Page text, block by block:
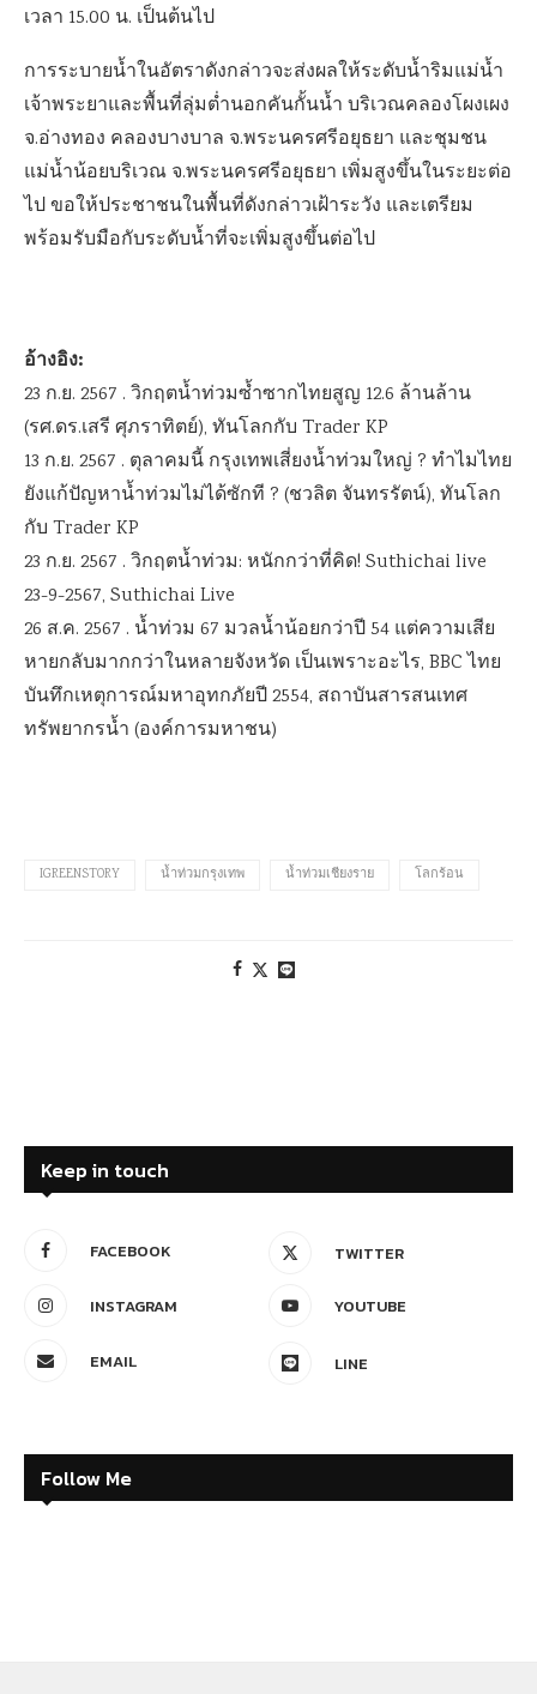
เวลา 15.00 น. เป็นต้นไป
การระบายน้ำในอัตราดังกล่าวจะส่งผลให้ระดับน้ำริมแม่น้ำ
เจ้าพระยาและพื้นที่ลุ่มต่ำนอกคันกั้นน้ำ บริเวณคลองโผงเผง
จ.อ่างทอง คลองบางบาล จ.พระนครศรีอยุธยา และชุมชน
แม่น้ำน้อยบริเวณ จ.พระนครศรีอยุธยา เพิ่มสูงขึ้นในระยะต่อ
ไป ขอให้ประชาชนในพื้นที่ดังกล่าวเฝ้าระวัง และเตรียม
พร้อมรับมือกับระดับน้ำที่จะเพิ่มสูงขึ้นต่อไป
อ้างอิง:
23 ก.ย. 2567 . วิกฤตน้ำท่วมซ้ำซากไทยสูญ 12.6 ล้านล้าน
(รศ.ดร.เสรี ศุภราทิตย์), ทันโลกกับ Trader KP
13 ก.ย. 2567 . ตุลาคมนี้ กรุงเทพเสี่ยงน้ำท่วมใหญ่ ? ทำไมไทย
ยังแก้ปัญหาน้ำท่วมไม่ได้ซักที ? (ชวลิต จันทรรัตน์), ทันโลก
กับ Trader KP
23 ก.ย. 2567 . วิกฤตน้ำท่วม: หนักกว่าที่คิด! Suthichai live
23-9-2567, Suthichai Live
26 ส.ค. 2567 . น้ำท่วม 67 มวลน้ำน้อยกว่าปี 54 แต่ความเสีย
หายกลับมากกว่าในหลายจังหวัด เป็นเพราะอะไร, BBC ไทย
บันทึกเหตุการณ์มหาอุทกภัยปี 2554, สถาบันสารสนเทศ
ทรัพยากรน้ำ (องค์การมหาชน)
IGREENSTORY น้ำท่วมกรุงเทพ น้ำท่วมเชียงราย โลกร้อน
Keep in touch
FACEBOOK TWITTER
INSTAGRAM YOUTUBE
EMAIL LINE
Follow Me